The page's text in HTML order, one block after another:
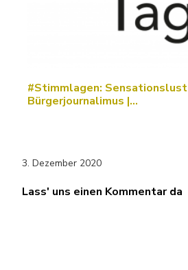
#Stimmlagen: Sensationslust
Bürgerjournalimus |…
3. Dezember 2020
Lass' uns einen Kommentar da